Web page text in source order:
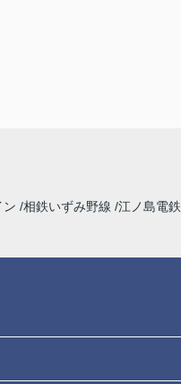
ン 相鉄いずみ野線 江ノ島電鉄